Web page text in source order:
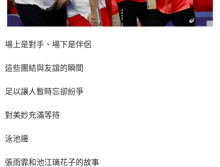
場上是對手、場下是伴侶
這些團結與友誼的瞬間
足以讓人暫時忘卻紛爭
對美妙充滿等待
泳池邊
張雨霏和池江璃花子的故事